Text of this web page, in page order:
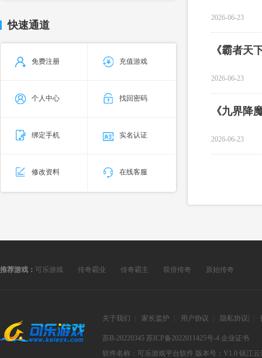
快速通道
免费注册 充值游戏
个人中心 找回密码
绑定手机 实名认证
修改资料 在线客服
2026-06-23
2026-06-23
2026-06-23
推荐游戏： 可乐游戏 传奇霸业 传奇霸主 双倍传奇 原始传奇
关于我们 家长监护 用户协议 隐私协议|
苏B-20220345 苏ICP备2022011425号-4 企业证书
软件名称：可乐游戏平台软件 版本号：V1.0 镇江云